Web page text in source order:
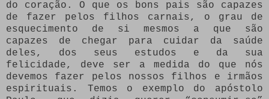
do coração. O que os bons pais são capazes
de fazer pelos filhos carnais, o grau de
esquecimento de si mesmos a que são
capazes de chegar para cuidar da saúde
deles, dos seus estudos e da sua
felicidade, deve ser a medida do que nós
devemos fazer pelos nossos filhos e irmãos
espirituais. Temos o exemplo do apóstolo